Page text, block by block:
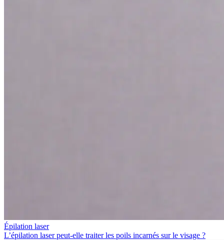
Épilation laser
L’épilation laser peut-elle traiter les poils incarnés sur le visage ?